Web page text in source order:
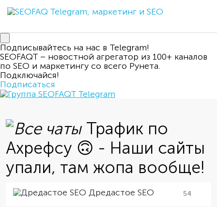
Подписывайтесь на нас в Telegram!
SEOFAQT – новостной агрегатор из 100+ каналов
по SEO и маркетингу со всего Рунета.
Подключайся!
Подписаться
Трафик по
Ахрефсу 🙃 - Наши сайты
упали, там жопа вообще!
Дредастое SEO 54